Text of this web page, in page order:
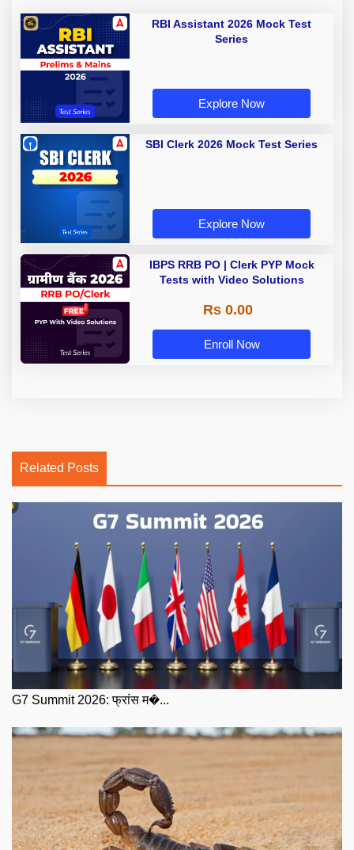
RBI Assistant 2026 Mock Test
Series
Explore Now
SBI Clerk 2026 Mock Test Series
Explore Now
IBPS RRB PO | Clerk PYP Mock
Tests with Video Solutions
Rs 0.00
Enroll Now
Related Posts
G7 Summit 2026: फ्रांस म�...